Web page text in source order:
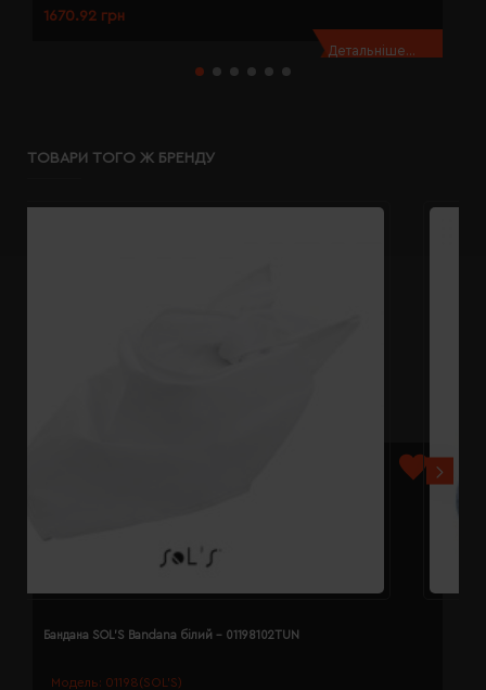
1670.92 грн
Детальніше...
ТОВАРИ ТОГО Ж БРЕНДУ
Модель: 01198(SOL’S)
Бандана SOL'S Bandana білий - 01198102TUN